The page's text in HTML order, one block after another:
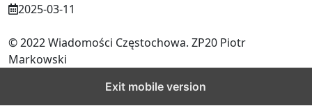
2025-03-11
© 2022 Wiadomości Częstochowa. ZP20 Piotr
Markowski
Exit mobile version